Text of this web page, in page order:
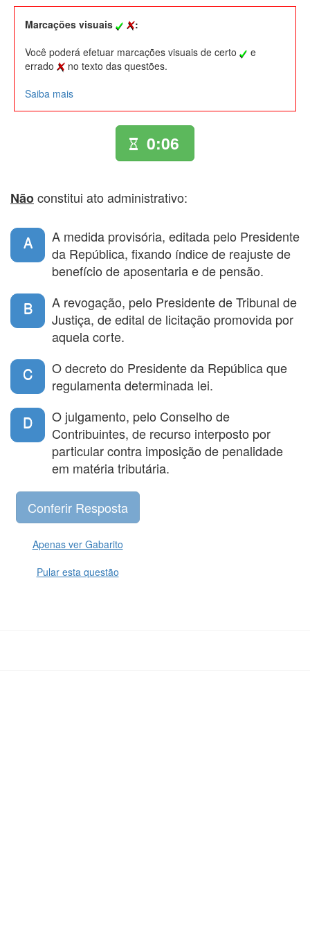
Marcações visuais
:
Você poderá efetuar marcações visuais de certo
e
errado
no texto das questões.
Saiba mais
0:06
Nãoconstitui ato administrativo:
A
A medida provisória, editada pelo Presidente
da República, fixando índice de reajuste de
benefício de aposentaria e de pensão.
B
A revogação, pelo Presidente de Tribunal de
Justiça, de edital de licitação promovida por
aquela corte.
C
O decreto do Presidente da República que
regulamenta determinada lei.
D
O julgamento, pelo Conselho de
Contribuintes, de recurso interposto por
particular contra imposição de penalidade
em matéria tributária.
Apenas ver Gabarito
Pular esta questão